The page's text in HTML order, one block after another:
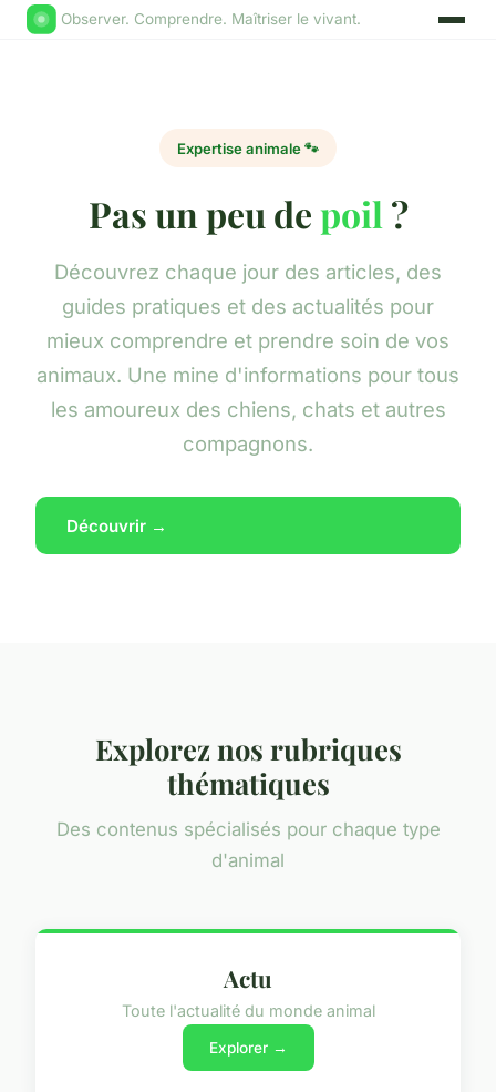
Observer. Comprendre. Maîtriser le vivant.
Expertise animale 🐾
Pas un peu depoil ?
Découvrez chaque jour des articles, des
guides pratiques et des actualités pour
mieux comprendre et prendre soin de vos
animaux. Une mine d'informations pour tous
les amoureux des chiens, chats et autres
compagnons.
Découvrir →
Explorez nos rubriques
thématiques
Des contenus spécialisés pour chaque type
d'animal
Actu
Toute l'actualité du monde animal
Explorer →